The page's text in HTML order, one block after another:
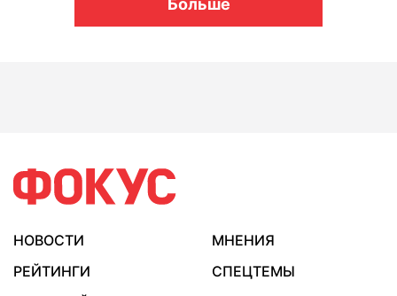
Больше
НОВОСТИ
МНЕНИЯ
РЕЙТИНГИ
СПЕЦТЕМЫ